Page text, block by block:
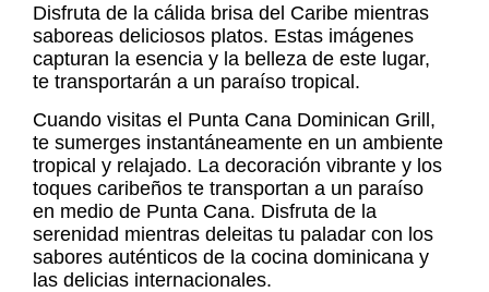
Disfruta de la cálida brisa del Caribe mientras
saboreas deliciosos platos. Estas imágenes
capturan la esencia y la belleza de este lugar,
te transportarán a un paraíso tropical.
Cuando visitas el Punta Cana Dominican Grill,
te sumerges instantáneamente en un ambiente
tropical y relajado. La decoración vibrante y los
toques caribeños te transportan a un paraíso
en medio de Punta Cana. Disfruta de la
serenidad mientras deleitas tu paladar con los
sabores auténticos de la cocina dominicana y
las delicias internacionales.